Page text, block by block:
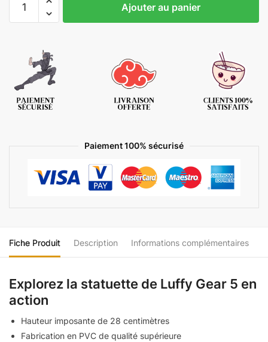
Ajouter au panier
Paiement 100% sécurisé
Fiche Produit Description Informations complémentaires
Explorez la statuette de Luffy Gear 5 en
action
Hauteur imposante de 28 centimètres
Fabrication en PVC de qualité supérieure